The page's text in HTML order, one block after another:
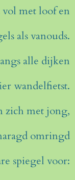
met loof en
als vanouds.
alle dijken
wandelfietst.
zich met jong,
omringd
spiegel voor: